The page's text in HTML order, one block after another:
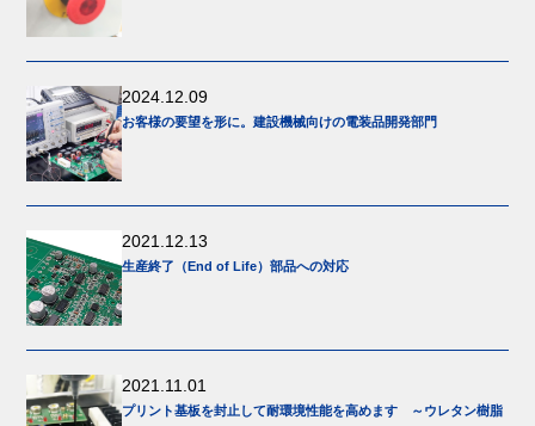
2024.12.09
お客様の要望を形に。建設機械向けの電装品開発部門
2021.12.13
生産終了（End of Life）部品への対応
2021.11.01
プリント基板を封止して耐環境性能を高めます ～ウレタン樹脂